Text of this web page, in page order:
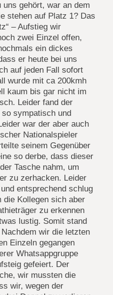
gehört, war an dem
stehen auf Platz 1? Das
– Aufstieg wir
zwei Einzel offen,
ein dickes
er heute bei uns
auf jeden Fall sofort
wurde mit ca 200kmh
kaum bis gar nicht im
Leider fand der
sympatisch und
war der aber auch
Nationalspieler
seinem Gegenüber
so derbe, dass dieser
Tasche nahm, um
zu zerhacken. Leider
entsprechend schlug
die Kollegen sich aber
zu erkennen
lustig. Somit stand
wir die letzten
Einzeln gegangen
Whatsappgruppe
gefeiert. Der
wir mussten die
wir, wegen der